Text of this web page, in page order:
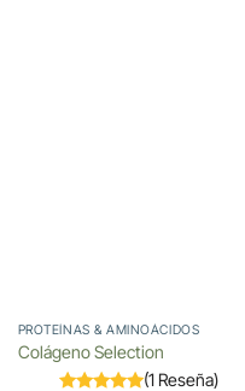
PROTEÍNAS & AMINOÁCIDOS
Colágeno Selection
(1 Reseña)